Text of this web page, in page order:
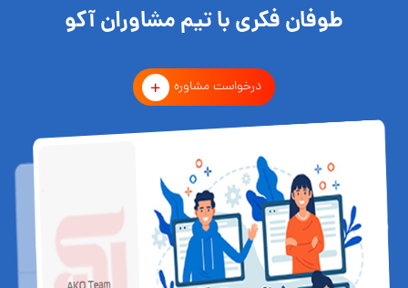
طوفان فکری با تیم مشاوران آکو
درخواست مشاوره